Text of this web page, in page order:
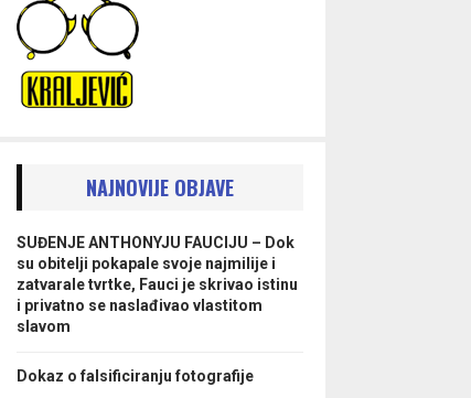
NAJNOVIJE OBJAVE
SUĐENJE ANTHONYJU FAUCIJU – Dok
su obitelji pokapale svoje najmilije i
zatvarale tvrtke, Fauci je skrivao istinu
i privatno se naslađivao vlastitom
slavom
Dokaz o falsificiranju fotografije